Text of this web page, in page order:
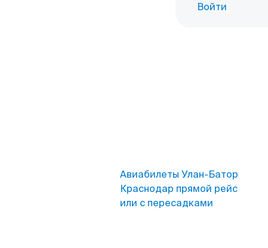
Войти
Авиабилеты Улан-Батор
Краснодар прямой рейс
или с пересадками